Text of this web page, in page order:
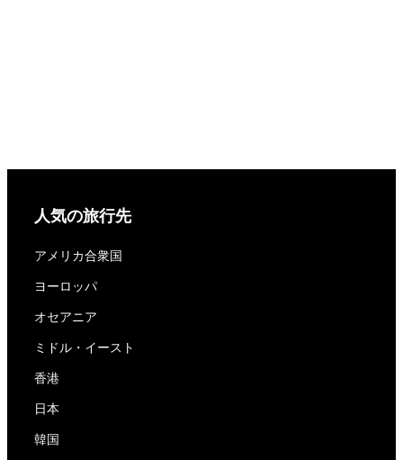
人気の旅行先
アメリカ合衆国
ヨーロッパ
オセアニア
ミドル・イースト
香港
日本
韓国